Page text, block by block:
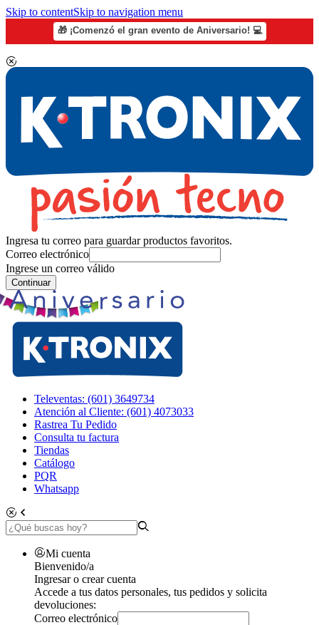
Skip to contentSkip to navigation menu
🎁 ¡Comenzó el gran evento de Aniversario! 💻
Ingresa tu correo para guardar productos favoritos.
Correo electrónico
Ingrese un correo válido
Continuar
Televentas: (601) 3649734
Atención al Cliente: (601) 4073033
Rastrea Tu Pedido
Consulta tu factura
Tiendas
Catálogo
PQR
Whatsapp
Mi cuenta
Bienvenido/a
Ingresar o crear cuenta
Accede a tus datos personales, tus pedidos y solicita
devoluciones:
Correo electrónico